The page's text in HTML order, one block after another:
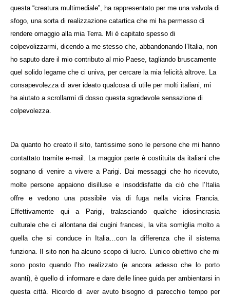
questa “creatura multimediale”, ha rappresentato per me una valvola di
sfogo, una sorta di realizzazione catartica che mi ha permesso di
rendere omaggio alla mia Terra. Mi è capitato spesso di
colpevolizzarmi, dicendo a me stesso che, abbandonando l’Italia, non
ho saputo dare il mio contributo al mio Paese, tagliando bruscamente
quel solido legame che ci univa, per cercare la mia felicità altrove. La
consapevolezza di aver ideato qualcosa di utile per molti italiani, mi
ha aiutato a scrollarmi di dosso questa sgradevole sensazione di
colpevolezza.
Da quanto ho creato il sito, tantissime sono le persone che mi hanno
contattato tramite e-mail. La maggior parte è costituita da italiani che
sognano di venire a vivere a Parigi. Dai messaggi che ho ricevuto,
molte persone appaiono disilluse e insoddisfatte da ciò che l’Italia
offre e vedono una possibile via di fuga nella vicina Francia.
Effettivamente qui a Parigi, tralasciando qualche idiosincrasia
culturale che ci allontana dai cugini francesi, la vita somiglia molto a
quella che si conduce in Italia…con la differenza che il sistema
funziona. Il sito non ha alcuno scopo di lucro. L’unico obiettivo che mi
sono posto quando l’ho realizzato (e ancora adesso che lo porto
avanti), è quello di informare e dare delle linee guida per ambientarsi in
questa città. Ricordo di aver avuto bisogno di parecchio tempo per